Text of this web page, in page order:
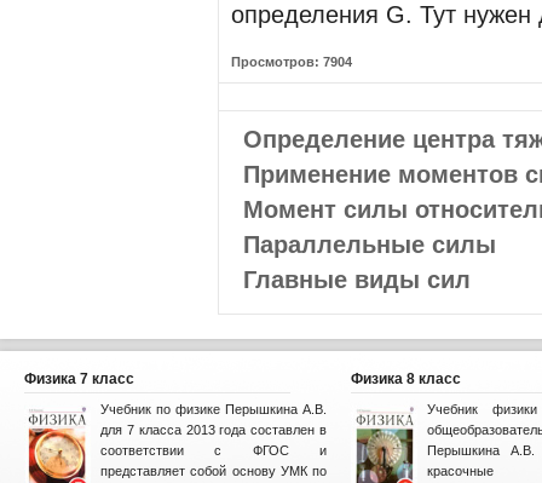
определения G. Тут нужен
Просмотров: 7904
Определение центра
Применение моментов
Момент силы
Параллельные силы
Главные виды сил
Физика 7 класс
Учебник по физике Перышкина А.В.
для 7 класса 2013 года составлен в
соответствии с ФГОС и
представляет собой основу УМК по
Физика 8 класс
Учебник
Перышкина А.В.
красочные